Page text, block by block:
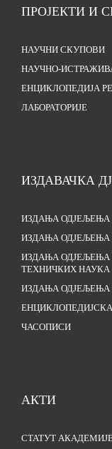
ПРОЈЕКТИ И
НАУЧНИ СКУПОВИ
НАУЧНО-
ЕНЦИКЛОПЕДИЈА
ЛАБОРАТОРИЈЕ
ИЗДАВАЧКА
ИЗДАЊА
ИЗДАЊА
ИЗДАЊА
ТЕХНИЧКИХ НАУКА
ИЗДАЊА
ЧАСОПИСИ
АКТИ
СТАТУТ